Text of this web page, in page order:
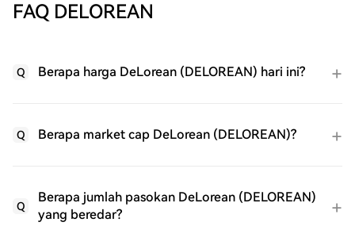
FAQ DELOREAN
Q Berapa harga DeLorean (DELOREAN) hari ini?
Q Berapa market cap DeLorean (DELOREAN)?
Q
Berapa jumlah pasokan DeLorean (DELOREAN)
yang beredar?